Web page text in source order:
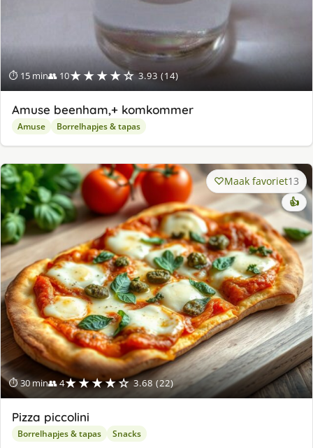
⏱ 15 min👥 10★★★★☆ 3.93 (14)
Amuse beenham,+ komkommer
Amuse Borrelhapjes & tapas
⏱ 30 min👥 4★★★★☆ 3.68 (22)
Maak favoriet13
👍
Pizza piccolini
Borrelhapjes & tapas Snacks